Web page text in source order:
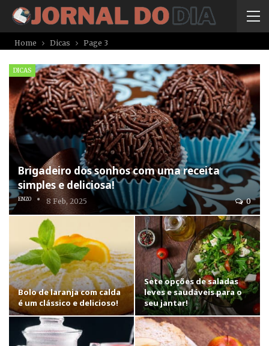
Home Dicas Page 3
DICAS
Brigadeiro dos sonhos com uma receita
simples e deliciosa!
ENZO 8 Feb, 2025 0
Bolo de laranja com calda
é um clássico e delicioso!
Sete opções de saladas
leves e saudáveis para o
seu jantar!